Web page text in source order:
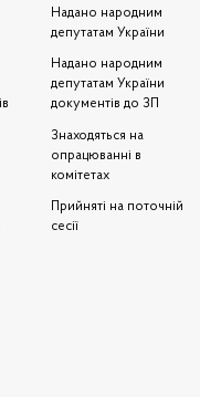
Надано народним
депутатам України
Надано народним
депутатам України
документів до ЗП
Знаходяться на
опрацюванні в
комітетах
Прийняті на поточній
сесії